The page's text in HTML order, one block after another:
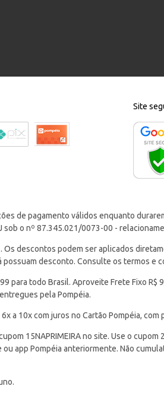
Site
de pagamento válidos enquanto
sob o nº 87.345.021/0073-00 -
descontos podem ser aplicados
desconto. Consulte os termos e
para todo Brasil. Aproveite Frete Fixo
pela Pompéia.
a 10x com juros no Cartão Pompéia, com
15NAPRIMEIRA no site. Use o
app Pompéia anteriormente. Não